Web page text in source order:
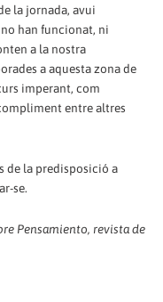
la jornada, avui
han funcionat, ni
a la nostra
a aquesta zona de
imperant, com
entre altres
de la predisposició a
se.
Pensamiento, revista de